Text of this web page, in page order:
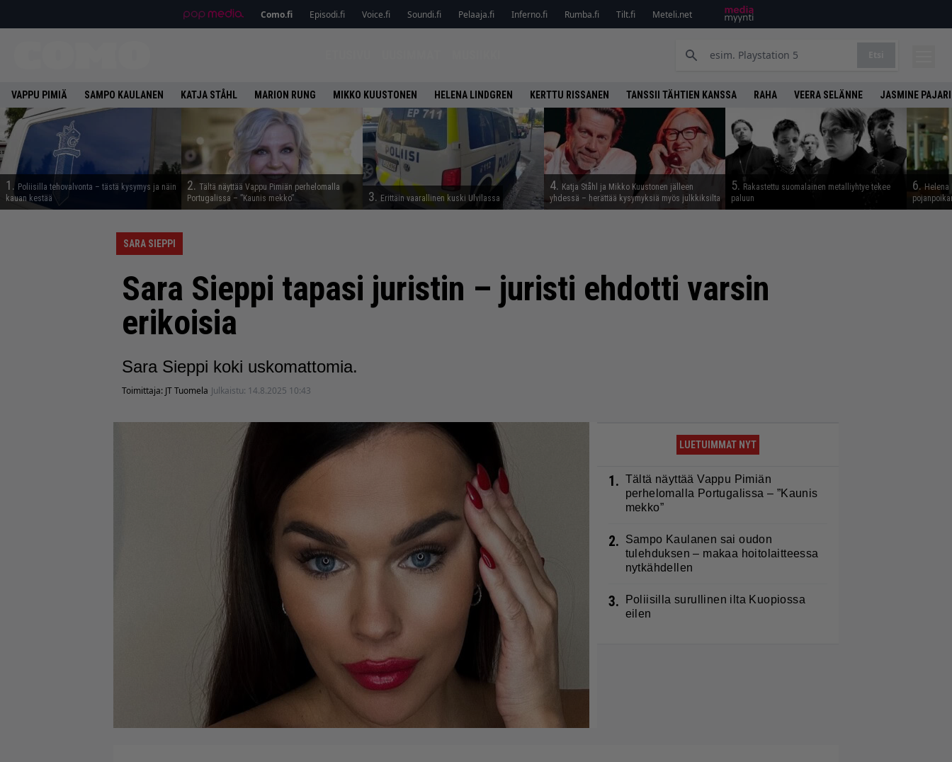
Como.fi Episodi.fi Voice.fi Soundi.fi Pelaaja.fi Inferno.fi Rumba.fi Tilt.fi Meteli.net
VAPPU PIMIÄ SAMPO KAULANEN KATJA STÅHL MARION RUNG MIKKO KUUSTONEN HELENA LINDGREN KERTTU RISSANEN TANSSII TÄHTIEN KANSSA RAHA VEERA SELÄNNE JASMINE PAJARI
1. Poliisilla tehovalvonta – tästä kysymys ja näin
kauan kestää
2. Tältä näyttää Vappu Pimiän perhelomalla
Portugalissa – ”Kaunis mekko”
3. Erittäin vaarallinen kuski Ulvilassa
4. Katja Ståhl ja Mikko Kuustonen jälleen
yhdessä – herättää kysymyksiä myös julkkiksilta
5. Rakastettu suomalainen metalliyhtye tekee
paluun
6.
SARA SIEPPI
Sara Sieppi tapasi juristin – juristi ehdotti varsin
erikoisia
Sara Sieppi koki uskomattomia.
Toimittaja: JT Tuomela Julkaistu: 14.8.2025 10:43
LUETUIMMAT NYT
1. Tältä näyttää Vappu Pimiän
perhelomalla Portugalissa – ”Kaunis
mekko”
2.
Sampo Kaulanen sai oudon
tulehduksen – makaa hoitolaitteessa
nytkähdellen
3.
Poliisilla surullinen ilta Kuopiossa
eilen